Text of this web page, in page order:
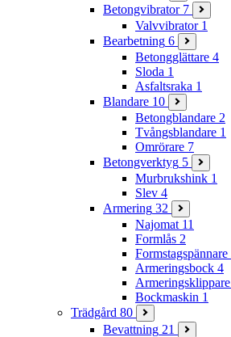
Betongvibrator 7
Valvvibrator 1
Bearbetning 6
Betongglättare 4
Sloda 1
Asfaltsraka 1
Blandare 10
Betongblandare 2
Tvångsblandare 1
Omrörare 7
Betongverktyg 5
Murbrukshink 1
Slev 4
Armering 32
Najomat 11
Formlås 2
Formstagspännare
Armeringsbock 4
Armeringsklippare
Bockmaskin 1
Trädgård 80
Bevattning 21